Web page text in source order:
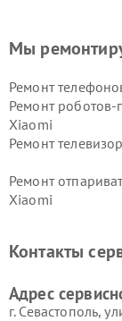
Мы
Ремонт
Ремонт роботов-
Xiaomi
Ремонт
Ремонт
Xiaomi
Ремонт
Контакты
Адрес
г. Севастополь,